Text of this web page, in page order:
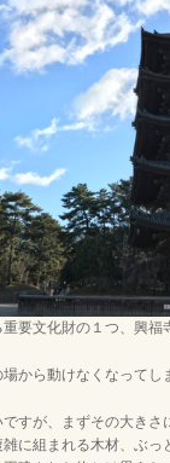
要文化財の１つ、興福
から動けなくなってし
すが、まずその大きさ
に組まれる木材、ぶっ